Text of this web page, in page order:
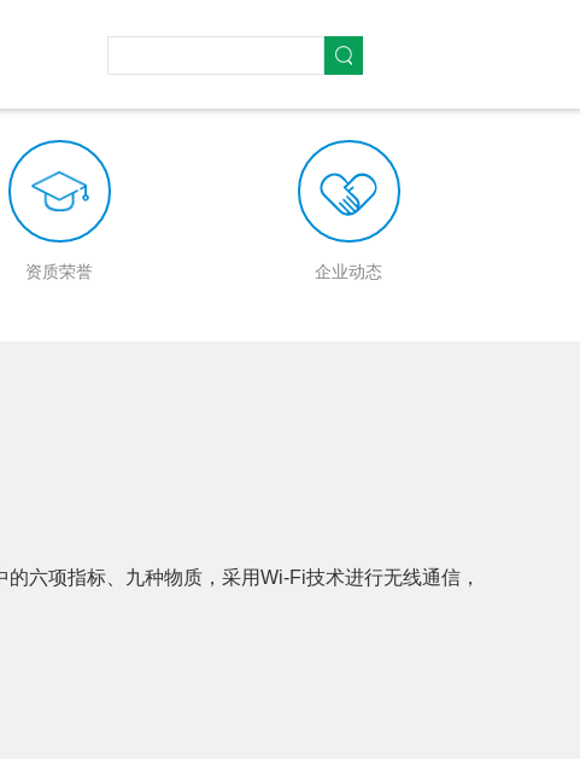
资质荣誉 企业动态
六项指标、九种物质，采用Wi-Fi技术进行无线通信，